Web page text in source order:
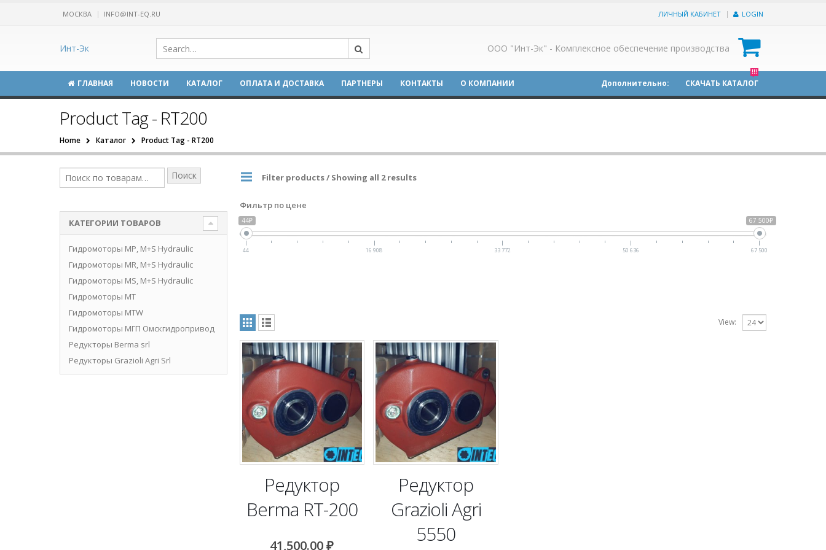
МОСКВА INFO@INT-EQ.RU ЛИЧНЫЙ КАБИНЕТ LOGIN
Инт-Эк ООО "Инт-Эк" - Комплексное обеспечение производства
ГЛАВНАЯ НОВОСТИ КАТАЛОГ ОПЛАТА И ДОСТАВКА ПАРТНЕРЫ КОНТАКТЫ О КОМПАНИИ Дополнительно: СКАЧАТЬ КАТАЛОГ
!!!
Product Tag - RT200
Home Каталог Product Tag - RT200
Filter products / Showing all 2 results
Фильтр по цене
44₽ 67 500₽
44 16 908 33 772 50 636 67 500
View:
Редуктор
Berma RT-200
41,500.00₽
Редуктор
Grazioli Agri
5550
Поиск
КАТЕГОРИИ ТОВАРОВ
Гидромоторы MP, M+S Hydraulic
Гидромоторы MR, M+S Hydraulic
Гидромоторы MS, M+S Hydraulic
Гидромоторы MT
Гидромоторы MTW
Гидромоторы МГП Омскгидропривод
Редукторы Berma srl
Редукторы Grazioli Agri Srl